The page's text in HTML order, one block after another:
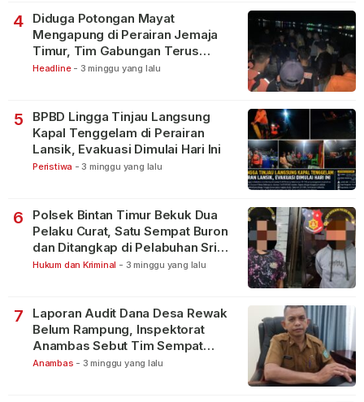
4
Diduga Potongan Mayat
Mengapung di Perairan Jemaja
Timur, Tim Gabungan Terus
Lakukan Pencarian
Headline - 3 minggu yang lalu
5
BPBD Lingga Tinjau Langsung
Kapal Tenggelam di Perairan
Lansik, Evakuasi Dimulai Hari Ini
Peristiwa - 3 minggu yang lalu
6
Polsek Bintan Timur Bekuk Dua
Pelaku Curat, Satu Sempat Buron
dan Ditangkap di Pelabuhan Sri
Bintan Pura
Hukum dan Kriminal - 3 minggu yang lalu
7
Laporan Audit Dana Desa Rewak
Belum Rampung, Inspektorat
Anambas Sebut Tim Sempat
Terbagi Tangani Kasus Lain
Anambas - 3 minggu yang lalu